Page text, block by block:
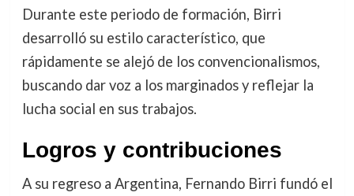
Durante este periodo de formación, Birri
desarrolló su estilo característico, que
rápidamente se alejó de los convencionalismos,
buscando dar voz a los marginados y reflejar la
lucha social en sus trabajos.
Logros y contribuciones
A su regreso a Argentina, Fernando Birri fundó el